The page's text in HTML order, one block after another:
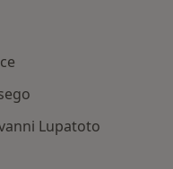
Lupatoto